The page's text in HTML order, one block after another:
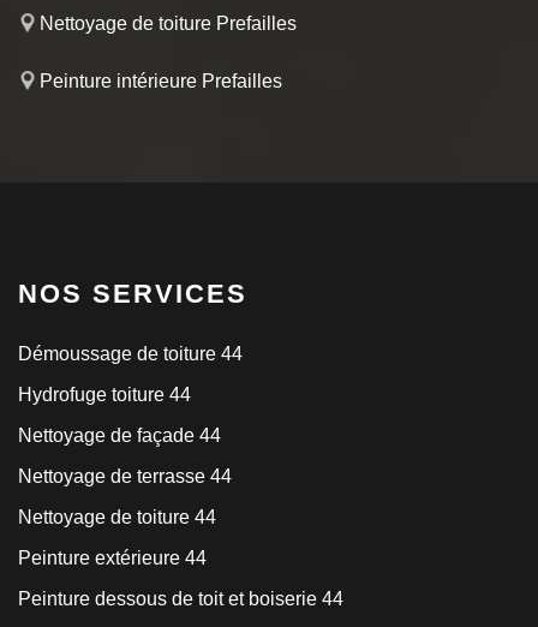
Nettoyage de toiture Prefailles
Peinture intérieure Prefailles
NOS SERVICES
Démoussage de toiture 44
Hydrofuge toiture 44
Nettoyage de façade 44
Nettoyage de terrasse 44
Nettoyage de toiture 44
Peinture extérieure 44
Peinture dessous de toit et boiserie 44